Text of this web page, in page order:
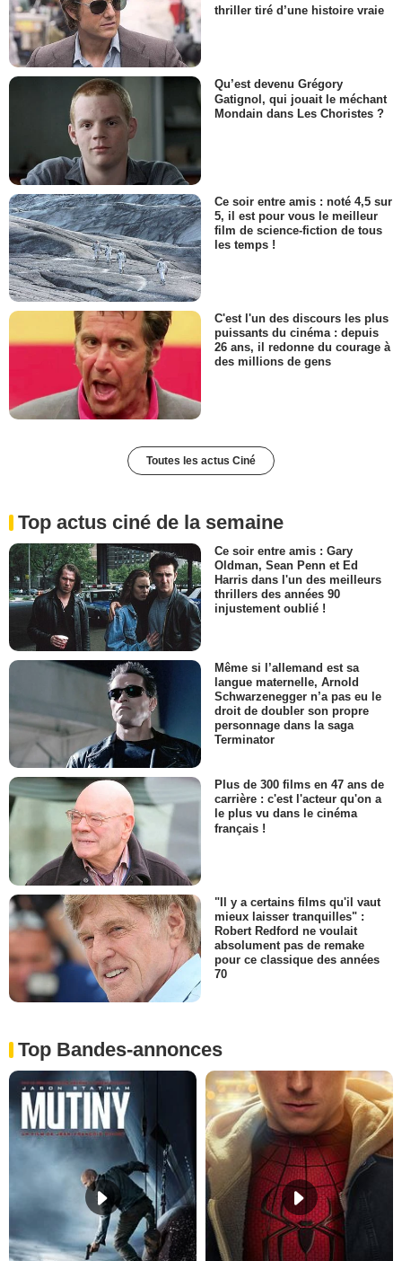
thriller tiré d’une histoire vraie
Qu’est devenu Grégory
Gatignol, qui jouait le méchant
Mondain dans Les Choristes ?
Ce soir entre amis : noté 4,5 sur
5, il est pour vous le meilleur
film de science-fiction de tous
les temps !
C'est l'un des discours les plus
puissants du cinéma : depuis
26 ans, il redonne du courage à
des millions de gens
Toutes les actus Ciné
Top actus ciné de la semaine
Ce soir entre amis : Gary
Oldman, Sean Penn et Ed
Harris dans l'un des meilleurs
thrillers des années 90
injustement oublié !
Même si l’allemand est sa
langue maternelle, Arnold
Schwarzenegger n’a pas eu le
droit de doubler son propre
personnage dans la saga
Terminator
Plus de 300 films en 47 ans de
carrière : c'est l'acteur qu'on a
le plus vu dans le cinéma
français !
"Il y a certains films qu'il vaut
mieux laisser tranquilles" :
Robert Redford ne voulait
absolument pas de remake
pour ce classique des années
70
Top Bandes-annonces